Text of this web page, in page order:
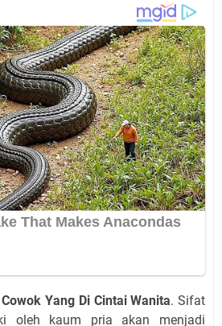
Yang Di Cintai Wanita. Sifat
oleh kaum pria akan menjadi